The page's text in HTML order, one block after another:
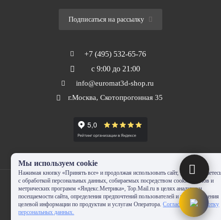
Подписаться на рассылку
+7 (495) 532-65-76
с 9:00 до 21:00
info@euromat3d-shop.ru
г.Москва, Скотопрогонная 35
© 2010-2024 - EUROMAT|3D-SHOP.RU. Все права защищены. Копирование
Мы используем cookie
Нажимая кнопку «Принять все» и продолжая использовать сайт, Вы
с обработкой персональных данных, собираемых посредством cookie-файлов и
метрических программ «Яндекс.Метрика», Top.Mail.ru в целях аналитики
посещаемости сайта, определения предпочтений пользователей и предоставления
целевой информации по продуктам и услугам Оператора.Согласие на обработку
персональных данных.